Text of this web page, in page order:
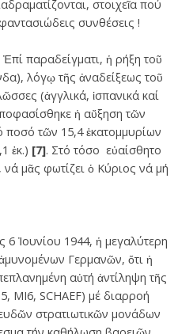
στοιχεῖα πού
συνθέσεις !
παραδείγματι, ἡ ρήξη τοῦ
λόγῳ τῆς ἀναδείξεως τοῦ
(ἀγγλικά, ἱσπανικά καί
ἡ αὔξηση τῶν
ποσό τῶν 15,4 ἑκατομμυρίων
ἑκ.) [7]. Στό τόσο εὐαίσθητο
μᾶς φωτίζει ὁ Κύριος νά μή
Ἰουνίου 1944, ἡ μεγαλύτερη
Γερμανῶν, ὅτι ἡ
αὐτή ἀντίληψη τῆς
ΜΙ6, SCHAEF) μέ διαρροή
στρατιωτικῶν μονάδων